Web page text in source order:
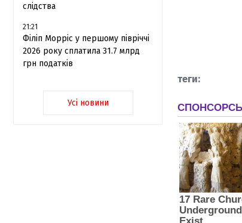
слідства
21:21
Філіп Морріс у першому півріччі
2026 року сплатила 31.7 млрд
грн податків
Усі новини